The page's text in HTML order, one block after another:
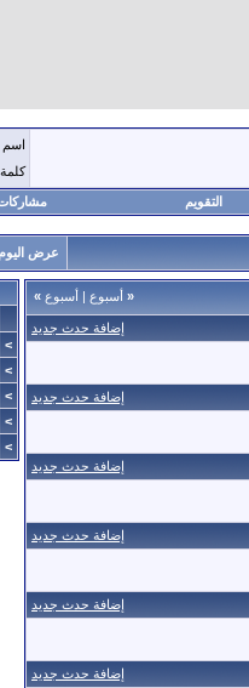
اسم
كلمة
التقويم
عرض اليوم
« أسبوع | أسبوع »
إضافة حدث جديد
إضافة حدث جديد
إضافة حدث جديد
إضافة حدث جديد
إضافة حدث جديد
إضافة حدث جديد
>
>
>
>
>